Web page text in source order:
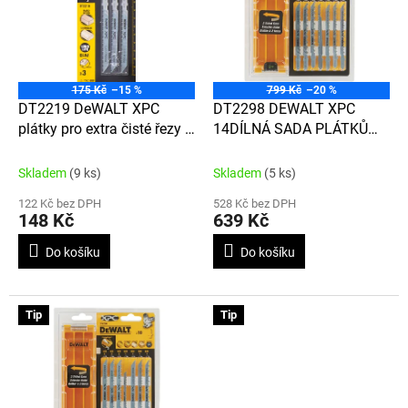
175 Kč –15 %
DT2219 DeWALT XPC
plátky pro extra čisté řezy v
40 mm (s obráceným
ks (T101BRF)
Skladem (9 ks)
122 Kč bez DPH
148 Kč
Do košíku
799 Kč –20 %
DT2298 DEWALT XPC
14DÍLNÁ SADA PLÁTKŮ
POUZDRO
Skladem (5 ks)
528 Kč bez DPH
639 Kč
Do košíku
Tip Tip